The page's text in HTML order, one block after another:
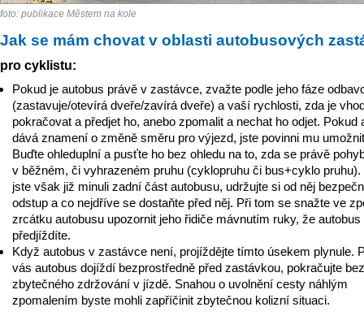
foto: publikace Městem na kole
Jak se mám chovat v oblasti autobusových
pro cyklistu:
Pokud je autobus právě v zastávce, zvažte podle jeho fáze
(zastavuje/otevírá dveře/zavírá dveře) a vaší rychlosti, zda je
pokračovat a předjet ho, anebo zpomalit a nechat ho odjet. Pokud
dává znamení o změně směru pro výjezd, jste povinni mu
Buďte ohleduplní a pusťte ho bez ohledu na to, zda se právě
v běžném, či vyhrazeném pruhu (cyklopruhu či bus+cyklo pruhu).
jste však již minuli zadní část autobusu, udržujte si od něj
odstup a co nejdříve se dostaňte před něj. Při tom se snažte ve
zrcátku autobusu upozornit jeho řidiče mávnutím ruky, že autobus
předjíždíte.
Když autobus v zastávce není, projíždějte tímto úsekem plynule.
vás autobus dojíždí bezprostředně před zastávkou, pokračujte bez
zbytečného zdržování v jízdě. Snahou o uvolnění cesty náhlým
zpomalením byste mohli zapříčinit zbytečnou kolizní situaci.